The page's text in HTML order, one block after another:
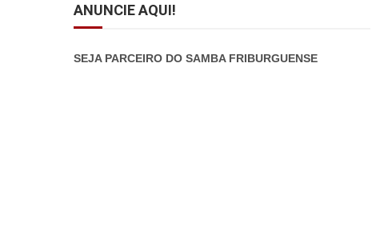
ANUNCIE AQUI!
SEJA PARCEIRO DO SAMBA FRIBURGUENSE